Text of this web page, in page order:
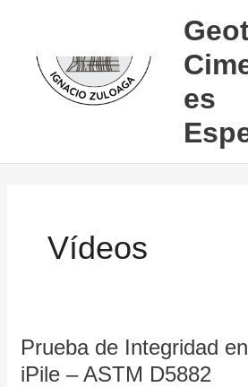
contenido
es
Vídeos
Prueba de Integridad
iPile – ASTM D5882
Prueba
de